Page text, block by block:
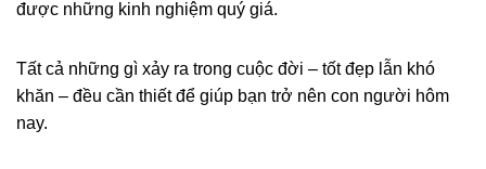
được những kinh nghiệm quý giá.
Tất cả những gì xảy ra trong cuộc đời – tốt đẹp lẫn khó
khăn – đều cần thiết để giúp bạn trở nên con người hôm
nay.